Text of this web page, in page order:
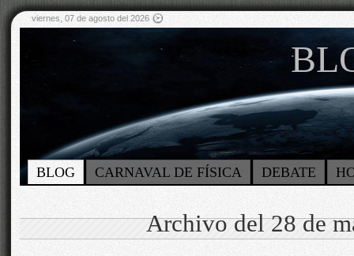
viernes, 07 de agosto del 2026
BLOG CARNAVAL DE FÍSICA DEBATE
Archivo del 28 de